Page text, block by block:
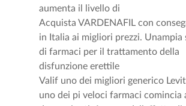
aumenta il livello di
Acquista VARDENAFIL con
in Italia ai migliori prezzi. Unampia
di farmaci per il trattamento della
disfunzione erettile
Valif uno dei migliori generico
uno dei pi veloci farmaci comincia